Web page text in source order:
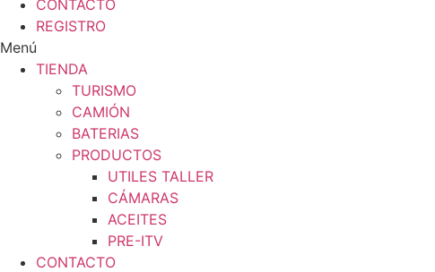
CONTACTO
REGISTRO
Menú
TIENDA
TURISMO
CAMIÓN
BATERIAS
PRODUCTOS
UTILES TALLER
CÁMARAS
ACEITES
PRE-ITV
CONTACTO